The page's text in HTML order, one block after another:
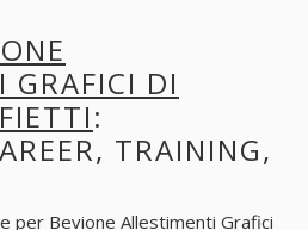
GRAFICI DI
:
TRAINING,
per Bevione Allestimenti Grafici